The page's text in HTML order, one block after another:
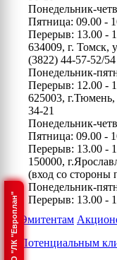
Понедельник-
Пятница: 09.00 -
Перерыв: 13.00 -
634009, г. Томск,
(3822) 44-57-52/54
Понедельник-
Перерыв: 12.00 -
625003,
34-21
Понедельник-
Пятница: 09.00 -
Перерыв: 13.00 -
150000,
(вход со стороны
Понедельник-
Перерыв: 13.00 -
Эмитентам
Потенциальным